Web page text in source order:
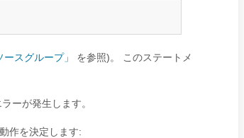
スグループ」
を参照)。 このステートメ
ーが発生します。
作を決定します: